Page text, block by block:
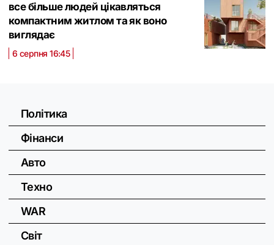
все більше людей цікавляться
компактним житлом та як воно
виглядає
6 серпня 16:45
Політика
Фінанси
Авто
Техно
WAR
Світ